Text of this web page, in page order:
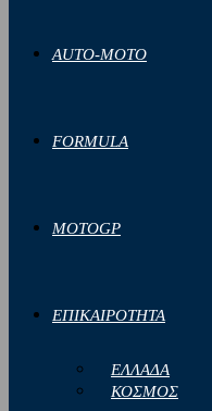
AUTO-MOTO
FORMULA
MOTOGP
ΕΠΙΚΑΙΡΟΤΗΤΑ
ΕΛΛΑΔΑ
ΚΟΣΜΟΣ